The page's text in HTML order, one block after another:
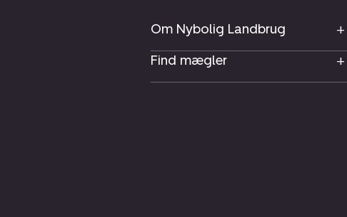
Om Nybolig Landbrug
Find mægler